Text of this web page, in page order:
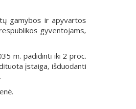
gamybos ir apyvartos
gyventojams,
m. padidinti iki 2 proc.
įstaiga, išduodanti